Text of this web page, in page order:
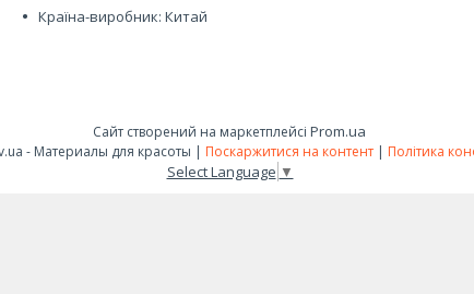
Країна-виробник: Китай
Сайт створений на маркетплейсі Prom.ua
FashionShop.kiev.ua - Материалы для красоты | Поскаржитися на контент | Політика
Select Language ▼